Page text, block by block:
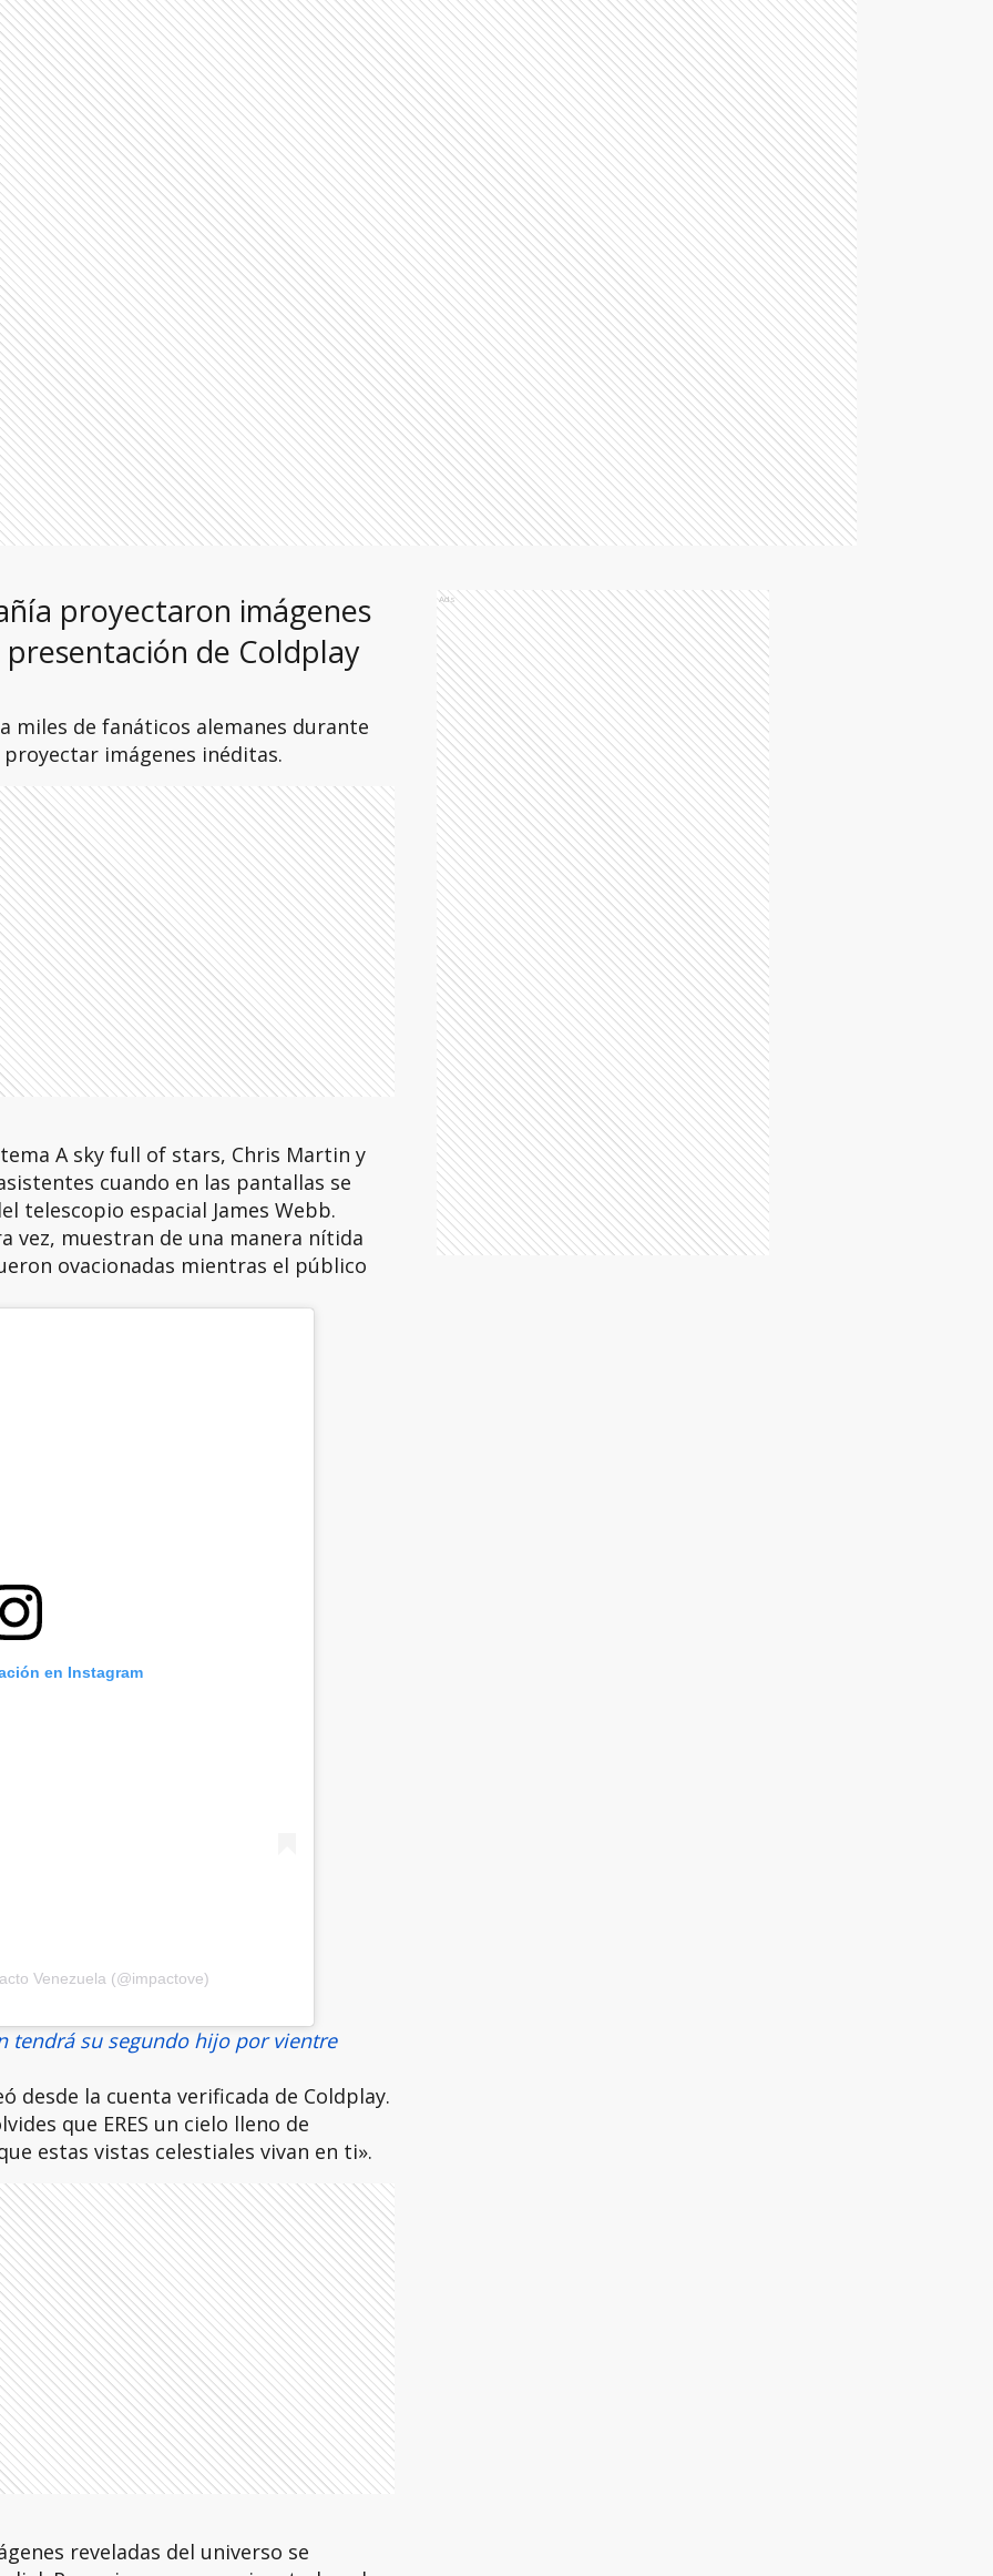
proyectaron imágenes
de Coldplay
miles de fanáticos alemanes durante
imágenes inéditas.
A sky full of stars, Chris Martin y
cuando en las pantallas se
telescopio espacial James Webb.
vez, muestran de una manera nítida
ovacionadas mientras el público
en Instagram
Venezuela (@impactove)
tendrá su segundo hijo por vientre
desde la cuenta verificada de Coldplay.
que ERES un cielo lleno de
estas vistas celestiales vivan en ti».
reveladas del universo se
Ads